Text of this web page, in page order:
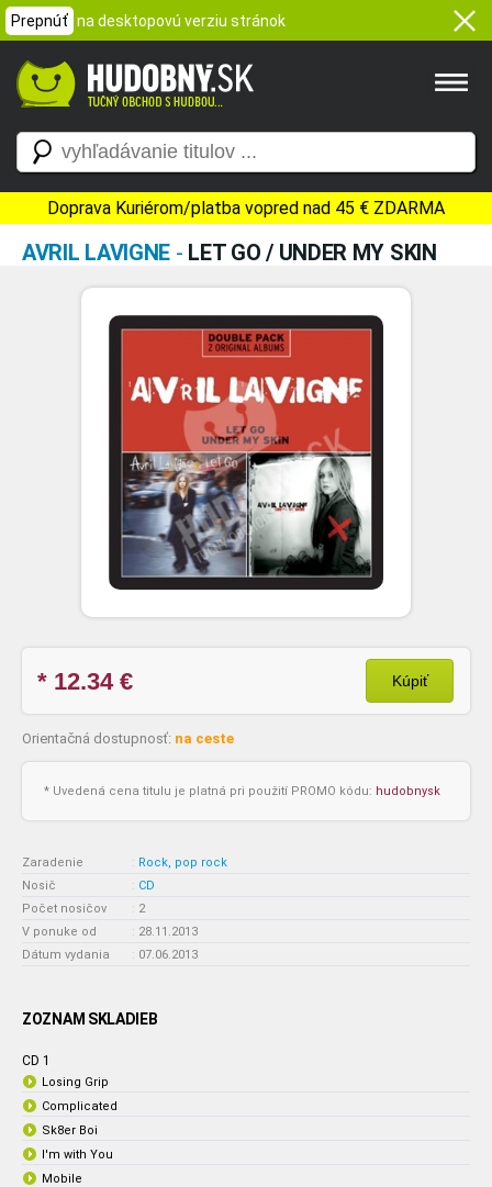
Prepnúť na desktopovú verziu stránok
Doprava Kuriérom/platba vopred nad 45 € ZDARMA
AVRIL LAVIGNE - LET GO / UNDER MY SKIN
* 12.34€ Kúpiť
Orientačná dostupnosť: na ceste
* Uvedená cena titulu je platná pri použití PROMO kódu: hudobnysk
Zaradenie : Rock, pop rock
Nosič
: CD
Počet nosičov
: 2
V ponuke od
: 28.11.2013
Dátum vydania
: 07.06.2013
ZOZNAM SKLADIEB
CD 1
Losing Grip
Complicated
Sk8er Boi
I'm with You
Mobile